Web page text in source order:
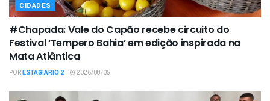
CIDADES
#Chapada: Vale do Capão recebe circuito do
Festival ‘Tempero Bahia’ em edição inspirada na
Mata Atlântica
PORESTAGIÁRIO 2 2026/08/05